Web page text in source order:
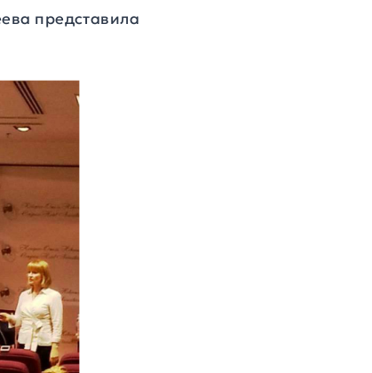
представила